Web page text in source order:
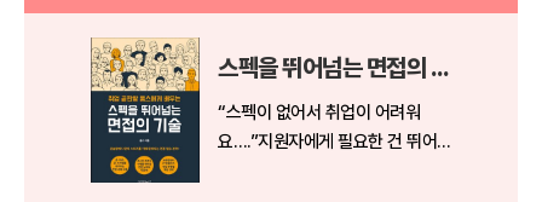
스펙을 뛰어넘는 면접의 기술
“스펙이 없어서 취업이 어려워
요….”지원자에게 필요한 건 뛰어